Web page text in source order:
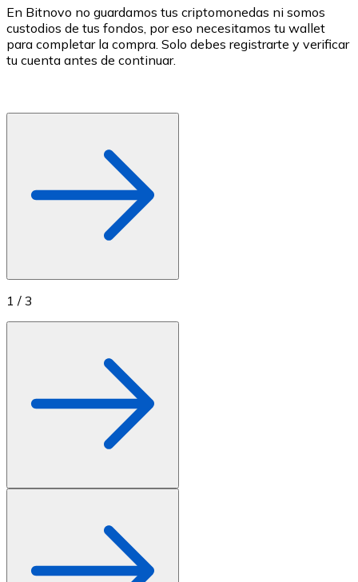
Nuevo
Compra tarjetas regalo de tus marcas favoritas con
En Bitnovo no guardamos tus criptomonedas ni somos
custodios de tus fondos, por eso necesitamos tu wallet
para completar la compra. Solo debes registrarte y verificar
tu cuenta antes de continuar.
1 / 3